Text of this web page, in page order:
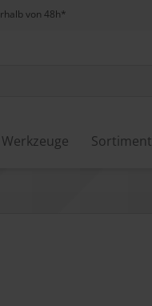
von 48h*
Werkzeuge Sortiment